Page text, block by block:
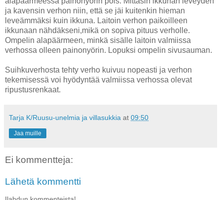
ja kavensin verhon niin, että se jäi kuitenkin hieman
leveämmäksi kuin ikkuna. Laitoin verhon paikoilleen
ikkunaan nähdäkseni,mikä on sopiva pituus verholle.
Ompelin alapäärmeen, minkä sisälle laitoin valmiissa
verhossa olleen painonyörin. Lopuksi ompelin sivusauman.
Suihkuverhosta tehty verho kuivuu nopeasti ja verhon
tekemisessä voi hyödyntää valmiissa verhossa olevat
ripustusrenkaat.
Tarja K/Ruusu-unelmia ja villasukkia at 09:50
Jaa muille
Ei kommentteja:
Lähetä kommentti